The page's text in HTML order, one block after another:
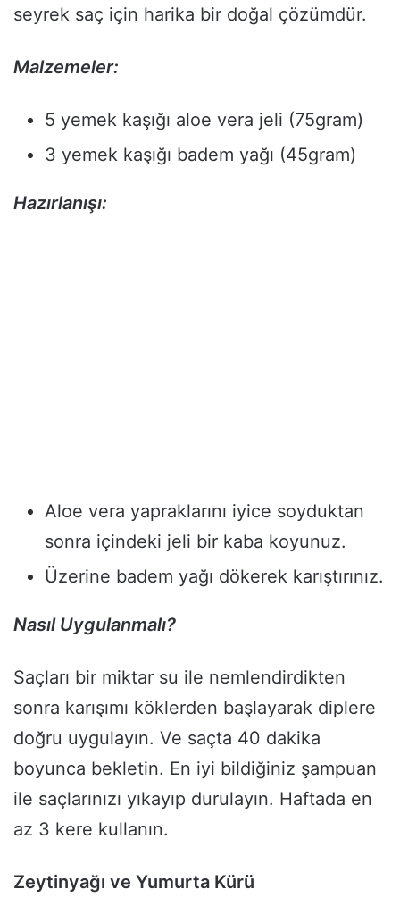
seyrek saç için harika bir doğal çözümdür.
Malzemeler:
5 yemek kaşığı aloe vera jeli (75gram)
3 yemek kaşığı badem yağı (45gram)
Hazırlanışı:
Aloe vera yapraklarını iyice soyduktan
sonra içindeki jeli bir kaba koyunuz.
Üzerine badem yağı dökerek karıştırınız.
Nasıl Uygulanmalı?
Saçları bir miktar su ile nemlendirdikten
sonra karışımı köklerden başlayarak diplere
doğru uygulayın. Ve saçta 40 dakika
boyunca bekletin. En iyi bildiğiniz şampuan
ile saçlarınızı yıkayıp durulayın. Haftada en
az 3 kere kullanın.
Zeytinyağı ve Yumurta Kürü